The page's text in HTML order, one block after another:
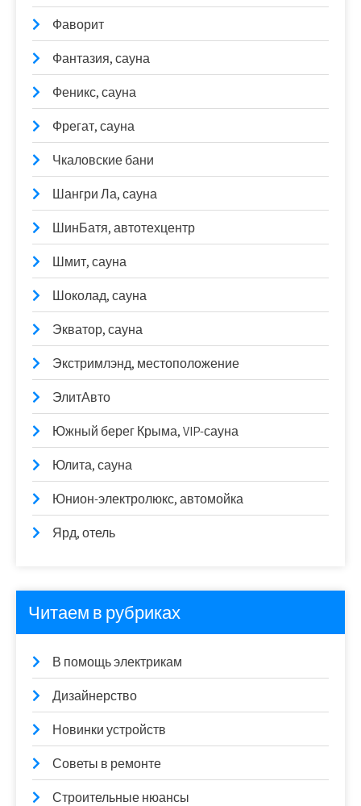
Фаворит
Фантазия, сауна
Феникс, сауна
Фрегат, сауна
Чкаловские бани
Шангри Ла, сауна
ШинБатя, автотехцентр
Шмит, сауна
Шоколад, сауна
Экватор, сауна
Экстримлэнд, местоположение
ЭлитАвто
Южный берег Крыма, VIP-сауна
Юлита, сауна
Юнион-электролюкс, автомойка
Ярд, отель
Читаем в рубриках
В помощь электрикам
Дизайнерство
Новинки устройств
Советы в ремонте
Строительные нюансы